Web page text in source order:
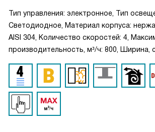
Тип управления: электронное, Тип
Светодиодное, Материал корпуса:
AISI 304, Количество скоростей: 4,
производительность, м³/ч: 800, Ширина,